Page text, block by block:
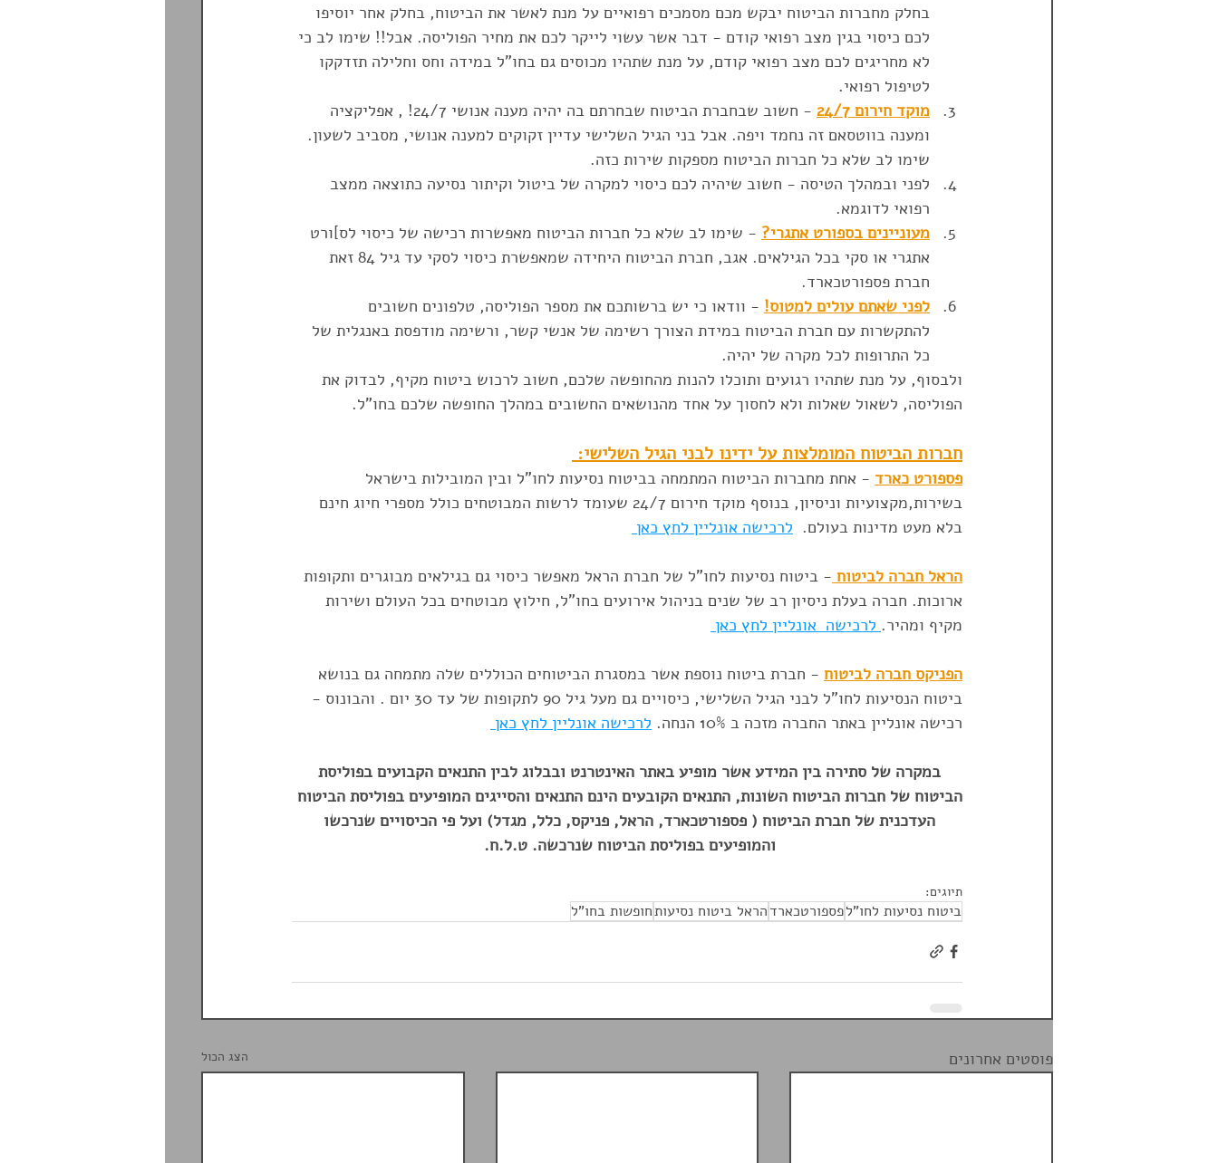
בחלק מחברות הביטוח יבקש מכם מסמכים רפואיים על מנת לאשר את הביטוח, בחלק אחר יוסיפו
לכם כיסוי בגין מצב רפואי קודם - דבר אשר עשוי לייקר לכם את מחיר הפוליסה. אבל!! שימו לב כי
לא מחריגים לכם מצב רפואי קודם, על מנת שתהיו מכוסים גם בחו"ל במידה וחס וחלילה תזדקקו
לטיפול רפואי.
מוקד חירום 24/7
- חשוב שבחברת הביטוח שבחרתם בה יהיה מענה אנושי 24/7! , אפליקציה
ומענה בווטסאם זה נחמד ויפה. אבל בני הגיל השלישי עדיין זקוקים למענה אנושי, מסביב לשעון.
שימו לב שלא כל חברות הביטוח מספקות שירות כזה.
לפני ובמהלך הטיסה - חשוב שיהיה לכם כיסוי למקרה של ביטול וקיתור נסיעה כתוצאה ממצב
רפואי לדוגמא.
מעוניינים בספורט אתגרי? - שימו לב שלא כל חברות הביטוח מאפשרות רכישה של כיסוי לס]ורט
אתגרי או סקי בכל הגילאים. אגב, חברת הביטוח היחידה שמאפשרת כיסוי לסקי עד גיל 84 זאת
חברת פספורטכארד.
לפני שאתם עולים למטוס! - וודאו כי יש ברשותכם את מספר הפוליסה, טלפונים חשובים
להתקשרות עם חברת הביטוח במידת הצורך רשימה של אנשי קשר, ורשימה מודפסת באנגלית של
כל התרופות לכל מקרה של יהיה.
ולבסוף, על מנת שתהיו רגועים ותוכלו להנות מהחופשה שלכם, חשוב לרכוש ביטוח מקיף, לבדוק את
הפוליסה, לשאול שאלות ולא לחסוך על אחד מהנושאים החשובים במהלך החופשה שלכם בחו"ל.
חברות הביטוח המומלצות על ידינו לבני הגיל השלישי:
פספורט כארד - אחת מחברות הביטוח המתמחה בביטוח נסיעות לחו"ל ובין המובילות בישראל
בשירות,מקצועיות וניסיון, בנוסף מוקד חירום 24/7 שעומד לרשות המבוטחים כולל מספרי חיוג חינם
בלא מעט מדינות בעולם. לרכישה אונליין לחץ כאן
הראל חברה לביטוח - ביטוח נסיעות לחו"ל של חברת הראל מאפשר כיסוי גם בגילאים מבוגרים ותקופות
ארוכות. חברה בעלת ניסיון רב של שנים בניהול אירועים בחו"ל, חילוץ מבוטחים בכל העולם ושירות
מקיף ומהיר. לרכישה  אונליין לחץ כאן
הפניקס חברה לביטוח - חברת ביטוח נוספת אשר במסגרת הביטוחים הכוללים שלה מתמחה גם בנושא
ביטוח הנסיעות לחו"ל לבני הגיל השלישי, כיסויים גם מעל גיל 90 לתקופות של עד 30 יום . והבונוס -
רכישה אונליין באתר החברה מזכה ב 10% הנחה.
לרכישה אונליין לחץ כאן
במקרה של סתירה בין המידע אשר מופיע באתר האינטרנט ובבלוג לבין התנאים הקבועים בפוליסת
הביטוח של חברות הביטוח השונות, התנאים הקובעים הינם התנאים והסייגים המופיעים בפוליסת הביטוח
העדכנית של חברת הביטוח ( פספורטכארד, הראל, פניקס, כלל, מגדל) ועל פי הכיסויים שנרכשו
והמופיעים בפוליסת הביטוח שנרכשה. ט.ל.ח.
תיוגים:
ביטוח נסיעות לחו"לפספורטכארדהראל ביטוח נסיעותחופשות בחו"ל
פוסטים אחרונים הצג הכול